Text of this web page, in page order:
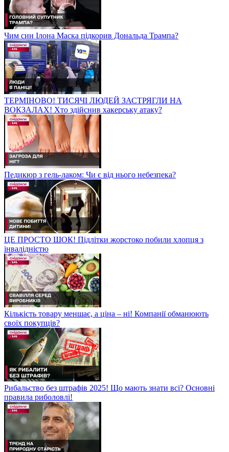
Чим син Ілона Маска підкорив Дональда Трампа?
ТЕРМІНОВО! ТИСЯЧІ ЛЮДЕЙ ЗАСТРЯГЛИ НА
ВОКЗАЛАХ! Хто здійснив хакерську атаку?
Педикюр з гель-лаком: Чи є від нього небезпека?
ЦЕ ПРОСТО ШОК! Підлітки жорстоко побили хлопця з
інвалідністю
Кількість товару меншає, а ціна – ні! Компанії обманюють
своїх покупців?
Рибальство без штрафів 2025! Що мають знати всі? Основні
правила риболовлі!